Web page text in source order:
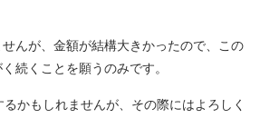
んが、金額が結構大きかったので、この
続くことを願うのみです。
かもしれませんが、その際にはよろしく